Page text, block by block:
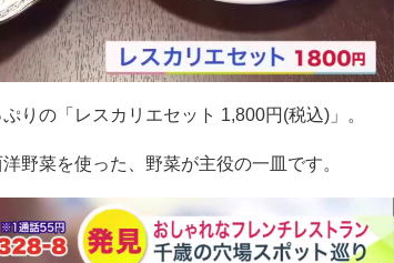
りの「レスカリエセット 1,800円(税込)」。
野菜を使った、野菜が主役の一皿です。